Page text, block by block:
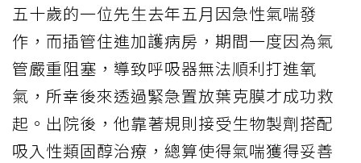
五十歲的一位先生去年五月因急性氣喘發
作，而插管住進加護病房，期間一度因為氣
管嚴重阻塞，導致呼吸器無法順利打進氧
氣，所幸後來透過緊急置放葉克膜才成功救
起。出院後，他靠著規則接受生物製劑搭配
吸入性類固醇治療，總算使得氣喘獲得妥善